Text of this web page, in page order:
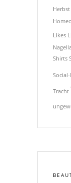
Herbst
Likes
Shirts
Tracht